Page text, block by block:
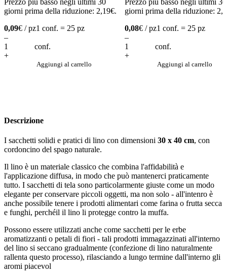
Prezzo più basso negli ultimi 30
giorni prima della riduzione: 2,19€.
0,09€ / pz1 conf. = 25 pz
–
conf.
+
Aggiungi al carrello
Prezzo più basso negli ultimi 30
giorni prima della riduzione:
0,08€ / pz1 conf. = 25 pz
–
conf.
+
Aggiungi al carrello
Descrizione
I sacchetti solidi e pratici di lino con dimensioni 30 x 40 cm, con
cordoncino del spago naturale.
Il lino è un materiale classico che combina l'affidabilità e
l'applicazione diffusa, in modo che può mantenerci praticamente
tutto. I sacchetti di tela sono particolarmente giuste come un modo
elegante per conservare piccoli oggetti, ma non solo - all'intenro è
anche possibile tenere i prodotti alimentari come farina o frutta secca
e funghi, perchéil il lino li protegge contro la muffa.
Possono essere utilizzati anche come sacchetti per le erbe
aromatizzanti o petali di fiori - tali prodotti immagazzinati all'interno
del lino si seccano gradualmente (confezione di lino naturalmente
rallenta questo processo), rilasciando a lungo termine dall'interno gli
aromi piacevol